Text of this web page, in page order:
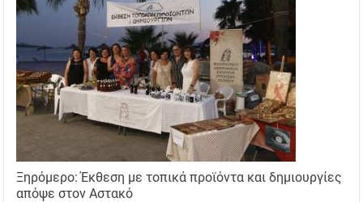
Ξηρόμερο: Έκθεση με τοπικά προϊόντα και δημιουργίες
απόψε στον Αστακό